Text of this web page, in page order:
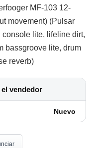
MF-103 12-
movement) (Pulsar
lite, lifeline dirt,
bassgroove lite, drum
reverb)
vendedor
Nuevo